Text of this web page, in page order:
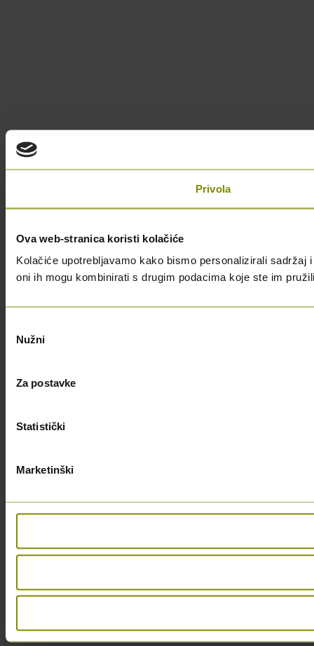
Privola
Ova web-stranica koristi kolačiće
Kolačiće upotrebljavamo kako bismo personalizirali
oni ih mogu kombinirati s drugim podacima koje ste im
pristanka
Nužni
Za postavke
Statistički
Marketinški